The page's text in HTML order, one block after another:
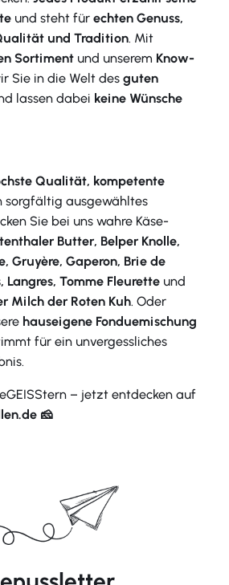
und steht für echten Genuss,
und Tradition. Mit
Sortiment und unserem Know-
Sie in die Welt des guten
lassen dabei keine Wünsche
Qualität, kompetente
sorgfältig ausgewähltes
Sie bei uns wahre Käse-
Butter, Belper Knolle,
Gruyère, Gaperon, Brie de
Langres, Tomme Fleurette und
Milch der Roten Kuh. Oder
hauseigene Fonduemischung
für ein unvergessliches
– jetzt entdecken auf
🧀